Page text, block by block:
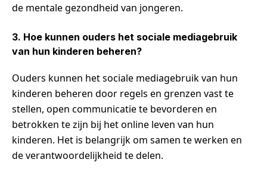
de mentale gezondheid van jongeren.
3. Hoe kunnen ouders het sociale mediagebruik
van hun kinderen beheren?
Ouders kunnen het sociale mediagebruik van hun
kinderen beheren door regels en grenzen vast te
stellen, open communicatie te bevorderen en
betrokken te zijn bij het online leven van hun
kinderen. Het is belangrijk om samen te werken en
de verantwoordelijkheid te delen.